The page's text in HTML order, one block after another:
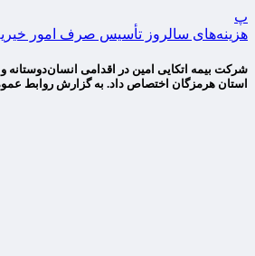
پ
هزینه‌های سالروز تأسیس صرف امور
شرکت بیمه اتکایی امین در اقدامی
استان هرمزگان اختصاص داد. به گزارش روابط